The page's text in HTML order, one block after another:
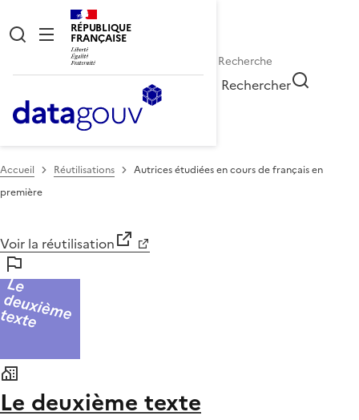
RÉPUBLIQUE
FRANÇAISE
Rechercher
Accueil Réutilisations
Autrices étudiées en cours de français en
première
Voir la réutilisation
Le deuxième texte